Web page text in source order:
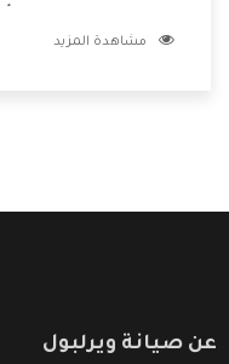
وتقدم للعملاء أقوى
مشاهدة المزيد
عن صيانة ويرلبول